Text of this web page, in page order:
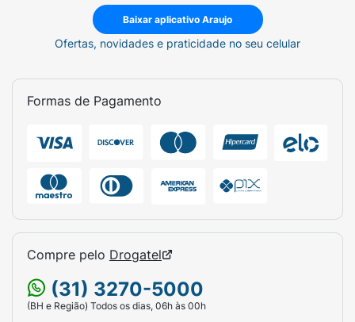
Baixar aplicativo Araujo
Ofertas, novidades e praticidade no seu celular
Formas de Pagamento
Compre pelo Drogatel
(31) 3270-5000
(BH e Região) Todos os dias, 06h às 00h